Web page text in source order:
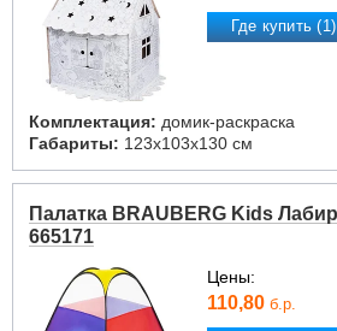
Где купить (1)
Комплектация: домик-раскраска
Габариты: 123x103x130 см
Палатка BRAUBERG Kids
665171
Цены:
110,80 б.р.